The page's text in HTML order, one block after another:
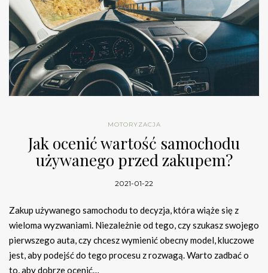
MOTORYZACJA
Jak ocenić wartość samochodu
używanego przed zakupem?
2021-01-22
Zakup używanego samochodu to decyzja, która wiąże się z
wieloma wyzwaniami. Niezależnie od tego, czy szukasz swojego
pierwszego auta, czy chcesz wymienić obecny model, kluczowe
jest, aby podejść do tego procesu z rozwagą. Warto zadbać o
to, aby dobrze ocenić…